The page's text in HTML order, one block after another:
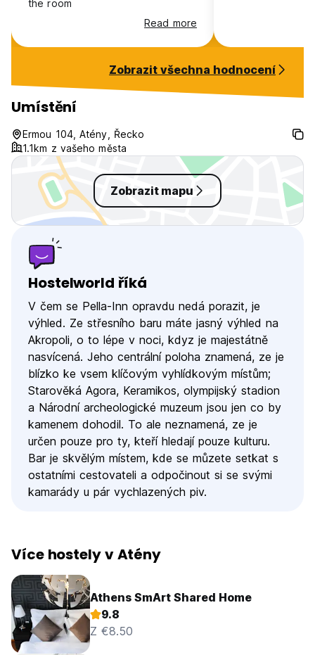
the room
Read more
Zobrazit všechna hodnocení
Umístění
Ermou 104, Atény, Řecko
1.1km z vašeho města
Zobrazit mapu
Hostelworld říká
V čem se Pella-Inn opravdu nedá porazit, je
výhled. Ze střesního baru máte jasný výhled na
Akropoli, o to lépe v noci, kdyz je majestátně
nasvícená. Jeho centrální poloha znamená, ze je
blízko ke vsem klíčovým vyhlídkovým místům;
Starověká Agora, Keramikos, olympijský stadion
a Národní archeologické muzeum jsou jen co by
kamenem dohodil. To ale neznamená, ze je
určen pouze pro ty, kteří hledají pouze kulturu.
Bar je skvělým místem, kde se můzete setkat s
ostatními cestovateli a odpočinout si se svými
kamarády u pár vychlazených piv.
Více hostely v Atény
Athens SmArt Shared Home
9.8
Z €8.50